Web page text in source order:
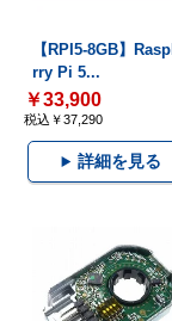
【RPI5-8GB】
rry Pi 5...
￥33,900
税込￥37,290
詳細を見る